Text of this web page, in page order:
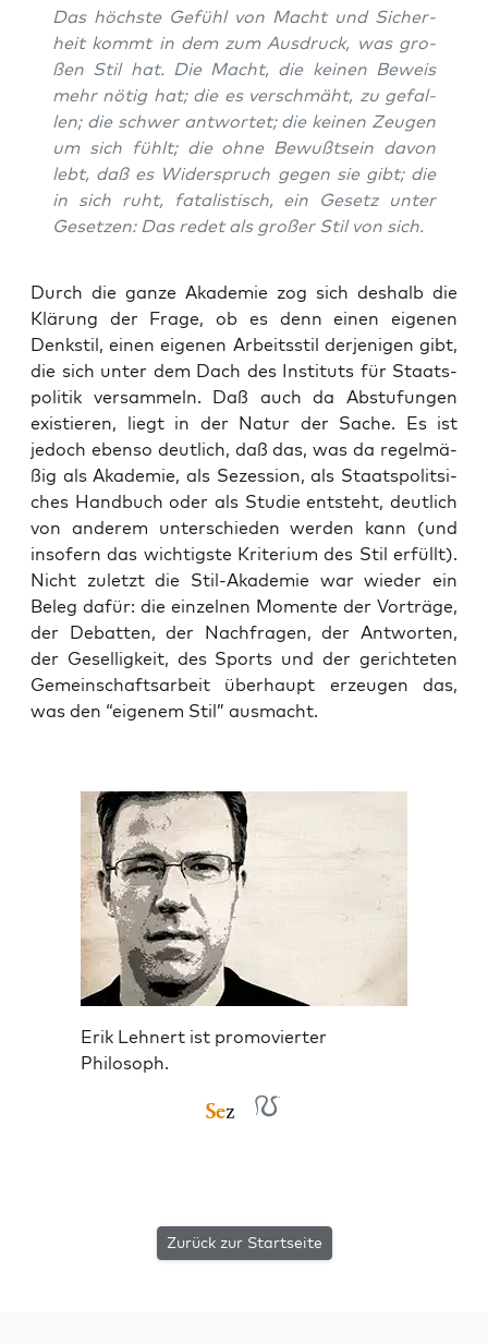
Das höchs­te Gefühl von Macht und Sicher­
heit kommt in dem zum Aus­druck, was gro­
ßen Stil hat. Die Macht, die kei­nen Beweis
mehr nötig hat; die es ver­schmäht, zu gefal­
len; die schwer ant­wor­tet; die kei­nen Zeu­gen
um sich fühlt; die ohne Bewußt­sein davon
lebt, daß es Wider­spruch gegen sie gibt; die
in sich ruht, fata­lis­tisch, ein Gesetz unter
Geset­zen: Das redet als gro­ßer Stil von sich.
Durch die gan­ze Aka­de­mie zog sich des­halb die
Klä­rung der Fra­ge, ob es denn einen eige­nen
Denk­stil, einen eige­nen Arbeits­stil der­je­ni­gen gibt,
die sich unter dem Dach des Insti­tuts für Staats­
po­li­tik ver­sam­meln. Daß auch da Abstu­fun­gen
exis­tie­ren, liegt in der Natur der Sache. Es ist
jedoch eben­so deut­lich, daß das, was da regel­mä­
ßig als Aka­de­mie, als Sezes­si­on, als Staats­po­lit­si­
ches Hand­buch oder als Stu­die ent­steht, deut­lich
von ande­rem unter­schie­den wer­den kann (und
inso­fern das wich­tigs­te Kri­te­ri­um des Stil erfüllt).
Nicht zuletzt die Stil-Aka­de­mie war wie­der ein
Beleg dafür: die ein­zel­nen Momen­te der Vor­trä­ge,
der Debat­ten, der Nach­fra­gen, der Ant­wor­ten,
der Gesel­lig­keit, des Sports und der gerich­te­ten
Gemein­schafts­ar­beit über­haupt erzeu­gen das,
was den “eige­nem Stil” ausmacht.
Erik Lehnert ist promovierter
Philosoph.
Zurück zur Startseite